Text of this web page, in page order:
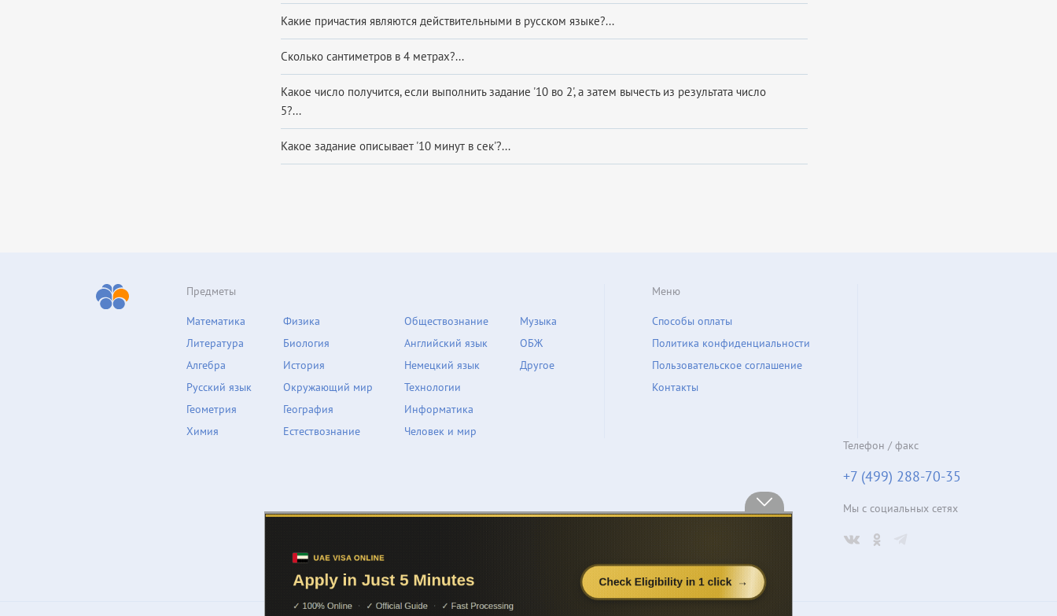
Какие причастия являются действительными в русском языке?...
Сколько сантиметров в 4 метрах?...
Какое число получится, если выполнить задание '10 во 2', а затем вычесть из результата число
5?...
Какое задание описывает '10 минут в сек'?...
Предметы
Математика
Литература
Алгебра
Русский язык
Геометрия
Химия
Физика
Биология
История
Окружающий мир
География
Естествознание
Обществознание
Английский язык
Немецкий язык
Технологии
Информатика
Человек и мир
Музыка
ОБЖ
Другое
Меню
Способы оплаты
Политика конфиденциальности
Пользовательское соглашение
Контакты
Телефон / факс
+7 (499) 288-70-35
Мы с социальных сетях